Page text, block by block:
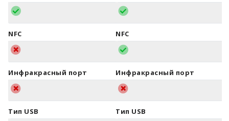
NFC
Инфракрасный порт
Тип USB
NFC
Инфракрасный порт
Тип USB